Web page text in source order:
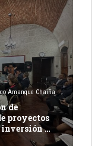
Amanque Chaiña
de
proyectos
inversión y